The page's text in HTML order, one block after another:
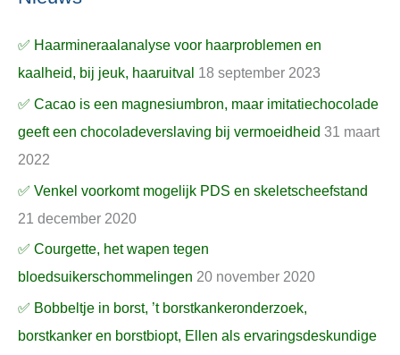
✅ Haarmineraalanalyse voor haarproblemen en
kaalheid, bij jeuk, haaruitval 18 september 2023
✅ Cacao is een magnesiumbron, maar imitatiechocolade
geeft een chocoladeverslaving bij vermoeidheid 31 maart
2022
✅ Venkel voorkomt mogelijk PDS en skeletscheefstand
21 december 2020
✅ Courgette, het wapen tegen
bloedsuikerschommelingen 20 november 2020
✅ Bobbeltje in borst, ’t borstkankeronderzoek,
borstkanker en borstbiopt, Ellen als ervaringsdeskundige